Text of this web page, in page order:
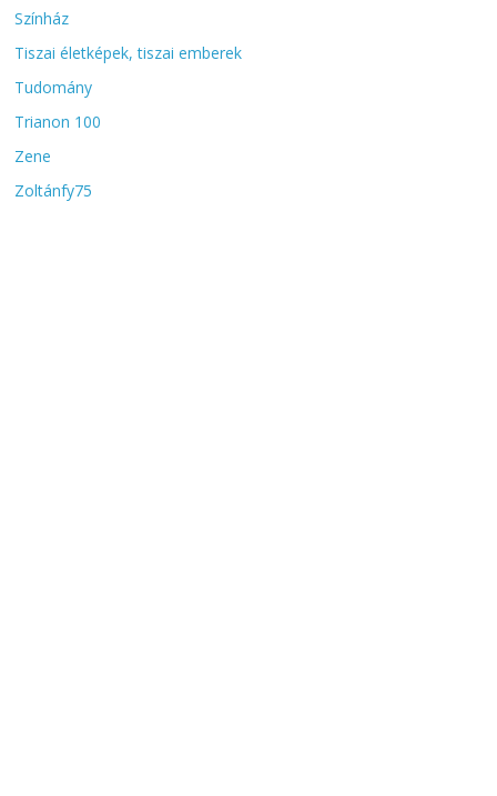
Színház
Tiszai életképek, tiszai emberek
Tudomány
Trianon 100
Zene
Zoltánfy75